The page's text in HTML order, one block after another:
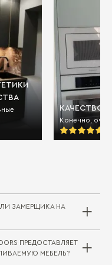
КАЧЕСТВО
Конечно,
ЗАМЕРЩИКА НА
в компании
ПРЕДОСТАВЛЯЕТ
МЕБЕЛЬ?